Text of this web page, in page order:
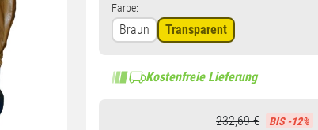
Farbe:
Braun Transparent
Kostenfreie Lieferung
232,69 € BIS -12%